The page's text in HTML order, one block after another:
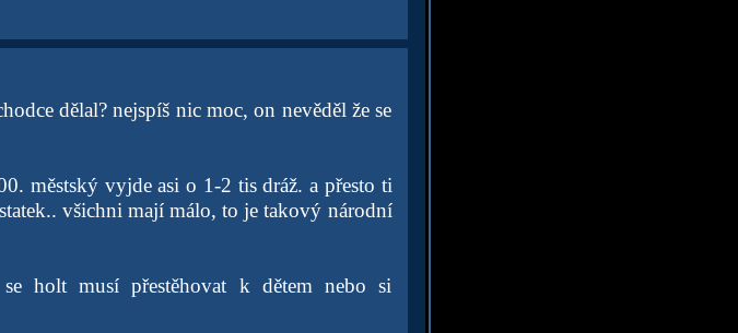
dělal? nejspíš nic moc, on nevěděl že se
městský vyjde asi o 1-2 tis dráž. a přesto ti
všichni mají málo, to je takový národní
holt musí přestěhovat k dětem nebo si